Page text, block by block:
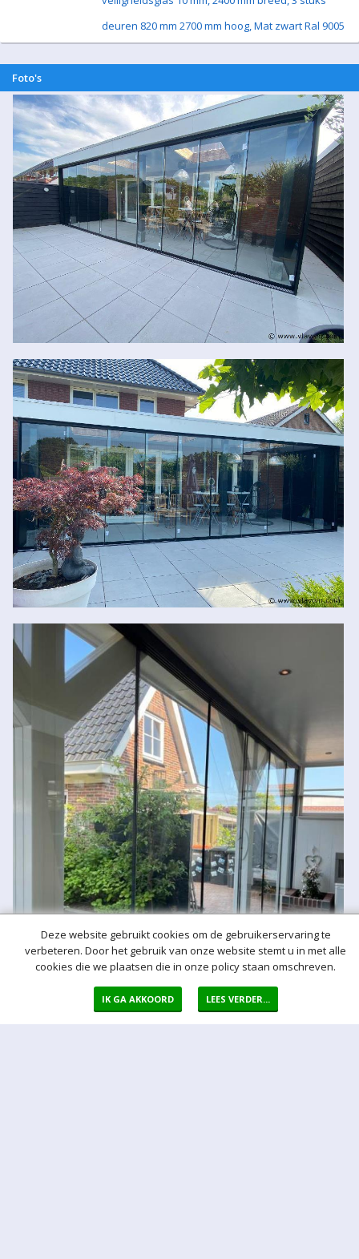
deuren 820 mm 2700 mm hoog, Mat zwart Ral 9005
Foto's
Deze website gebruikt cookies om de gebruikerservaring te
verbeteren. Door het gebruik van onze website stemt u in met alle
cookies die we plaatsen die in onze policy staan omschreven.
IK GA AKKOORD LEES VERDER...